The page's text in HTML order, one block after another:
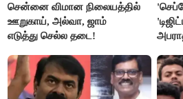
சென்னை விமான நிலையத்தில்
ஊறுகாய், அல்வா, ஜாம்
எடுத்து செல்ல தடை!